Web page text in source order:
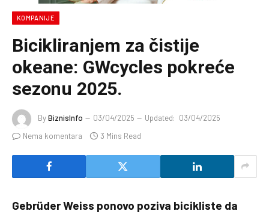
KOMPANIJE
Bicikliranjem za čistije
okeane: GWcycles pokreće
sezonu 2025.
ByBiznisInfo 03/04/2025 Updated: 03/04/2025
Nema komentara
3 Mins Read
Gebrüder Weiss ponovo poziva bicikliste da